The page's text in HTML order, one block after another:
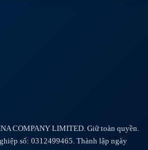
COMPANY LIMITED. Giữ toàn quyền.
số: 0312499465. Thành lập ngày